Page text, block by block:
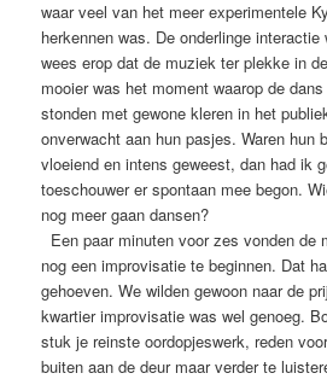
waar veel van het meer experimentele
herkennen was. De onderlinge
wees erop dat de muziek ter plekke in
mooier was het moment waarop de
stonden met gewone kleren in het
onverwacht aan hun pasjes. Waren hun
vloeiend en intens geweest, dan had ik
toeschouwer er spontaan mee begon.
nog meer gaan dansen?
Een paar minuten voor zes vonden de
nog een improvisatie te beginnen. Dat
gehoeven. We wilden gewoon naar de
kwartier improvisatie was wel genoeg.
stuk je reinste oordopjeswerk, reden
buiten aan de deur maar verder te